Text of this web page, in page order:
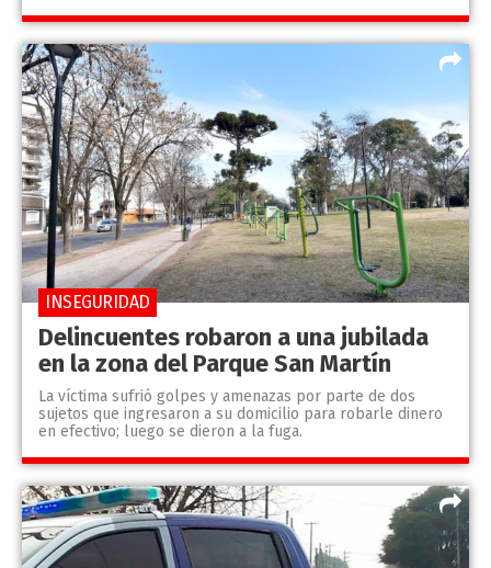
Delincuentes robaron a una jubilada
en la zona del Parque San Martín
La víctima sufrió golpes y amenazas por parte de dos
sujetos que ingresaron a su domicilio para robarle dinero
en efectivo; luego se dieron a la fuga.
INSEGURIDAD